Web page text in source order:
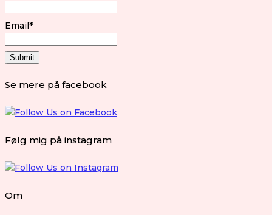
Email*
Se mere på facebook
Følg mig på instagram
Om